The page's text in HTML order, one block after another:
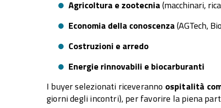
Agricoltura e zootecnia(macchinari,
Economia della conoscenza(AGTech,
Costruzioni e arredo
Energie rinnovabili e biocarburanti
I buyer selezionati riceveranno ospitalità
giorni degli incontri), per favorire la piena